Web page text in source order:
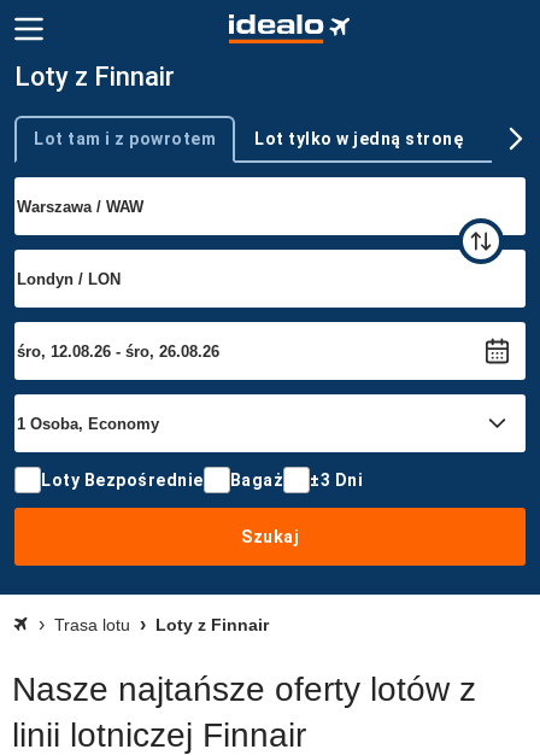
Loty z Finnair
Typ podróży
Lot tam i z powrotem Lot tylko w jedną stronę
Loty Bezpośrednie Bagaż ±3 Dni
Szukaj
Trasa lotu Loty z Finnair
Nasze najtańsze oferty lotów z
linii lotniczej Finnair